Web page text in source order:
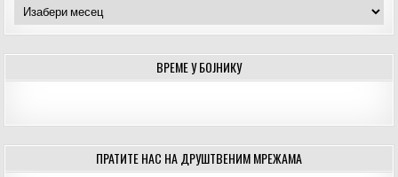
Архиве
ВРЕМЕ У БОЈНИКУ
ПРАТИТЕ НАС НА ДРУШТВЕНИМ МРЕЖАМА